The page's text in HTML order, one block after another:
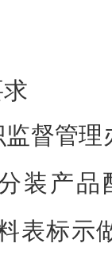
管理
装产品
表标示